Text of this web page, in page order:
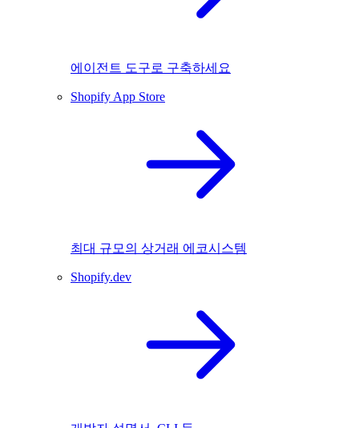
에이전트 도구로 구축하세요
Shopify App Store
최대 규모의 상거래 에코시스템
Shopify.dev